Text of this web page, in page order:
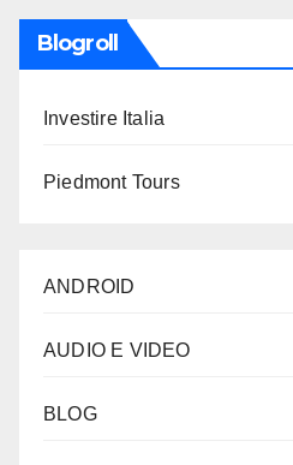
Blogroll
Investire Italia
Piedmont Tours
ANDROID
AUDIO E VIDEO
BLOG